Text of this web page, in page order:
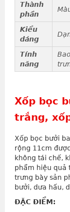
Thành
phần
Kiểu
dáng
Tính
năng
Xốp bọc
trắng,
Xốp bọc bưởi
rộng 11cm
không tái chế,
phẩm hiệu quả
trưng bày sản
bưởi, dưa hấu,
ĐẶC ĐIỂM: